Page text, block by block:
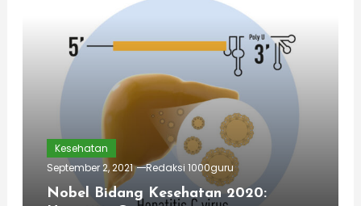
Kesehatan
September 2, 2021
Redaksi 1000guru
Nobel Bidang Kesehatan 2020: